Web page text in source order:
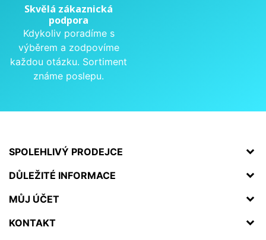
Skvělá zákaznická
podpora
Kdykoliv poradíme s
výběrem a zodpovíme
každou otázku. Sortiment
známe poslepu.
SPOLEHLIVÝ PRODEJCE
DŮLEŽITÉ INFORMACE
MŮJ ÚČET
KONTAKT